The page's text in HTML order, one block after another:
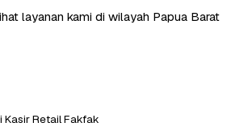
layanan kami di wilayah Papua Barat
Kasir Retail Fakfak